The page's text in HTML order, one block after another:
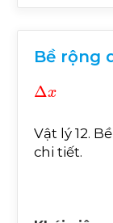
Bề rộng
∆
Vật lý 12.
chi tiết.